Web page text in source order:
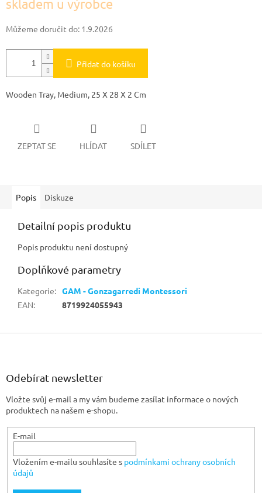
cena:
skladem u výrobce
Můžeme doručit do: 1.9.2026
Přidat do košíku
Wooden Tray, Medium, 25 X 28 X 2 Cm
ZEPTAT SE HLÍDAT SDÍLET
Popis Diskuze
Detailní popis produktu
Popis produktu není dostupný
Doplňkové parametry
Kategorie: GAM - Gonzagarredi Montessori
EAN: 8719924055943
Z
Odebírat newsletter
Vložte svůj e-mail a my vám budeme zasílat informace o nových
produktech na našem e-shopu.
E-mail
Vložením e-mailu souhlasíte s podmínkami ochrany osobních
údajů